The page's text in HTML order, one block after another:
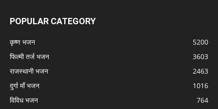
POPULAR CATEGORY
कृष्ण भजन
5200
फिल्मी तर्ज भजन
3603
राजस्थानी भजन
2463
दुर्गा माँ भजन
1016
विविध भजन
764